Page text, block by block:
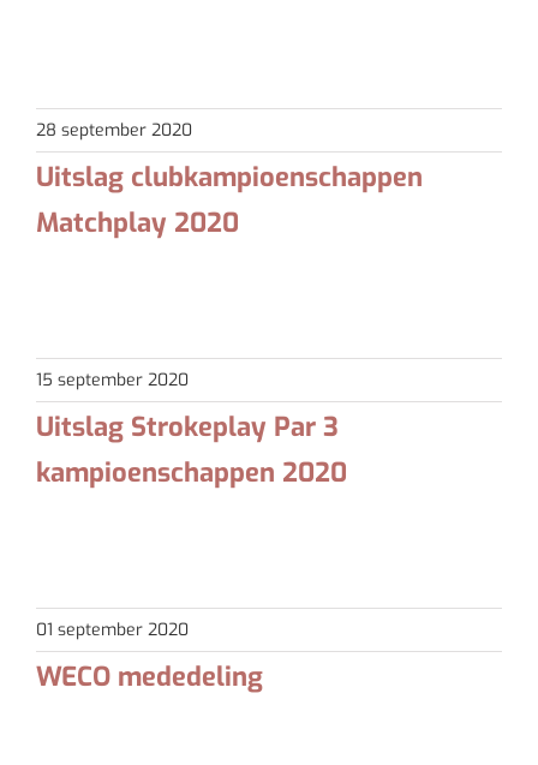
28 september 2020
Uitslag clubkampioenschappen
Matchplay 2020
15 september 2020
Uitslag Strokeplay Par 3
kampioenschappen 2020
01 september 2020
WECO mededeling